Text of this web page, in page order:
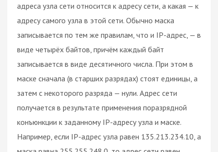
адреса узла сети относится к адресу сети, а какая — к
адресу самого узла в этой сети. Обычно маска
записывается по тем же правилам, что и IP-адрес, — в
виде четырёх байтов, причём каждый байт
записывается в виде десятичного числа. При этом в
маске сначала (в старших разрядах) стоят единицы, а
затем с некоторого разряда — нули. Адрес сети
получается в результате применения поразрядной
конъюнкции к заданному IP-адресу узла и маске.
Например, если IP-адрес узла равен 135.213.234.10, а